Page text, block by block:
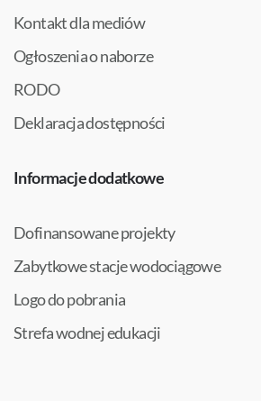
Kontakt dla mediów
Ogłoszenia o naborze
RODO
Deklaracja dostępności
Informacje dodatkowe
Dofinansowane projekty
Zabytkowe stacje wodociągowe
Logo do pobrania
Strefa wodnej edukacji